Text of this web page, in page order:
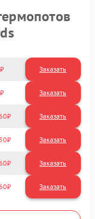
Заказать
Заказать